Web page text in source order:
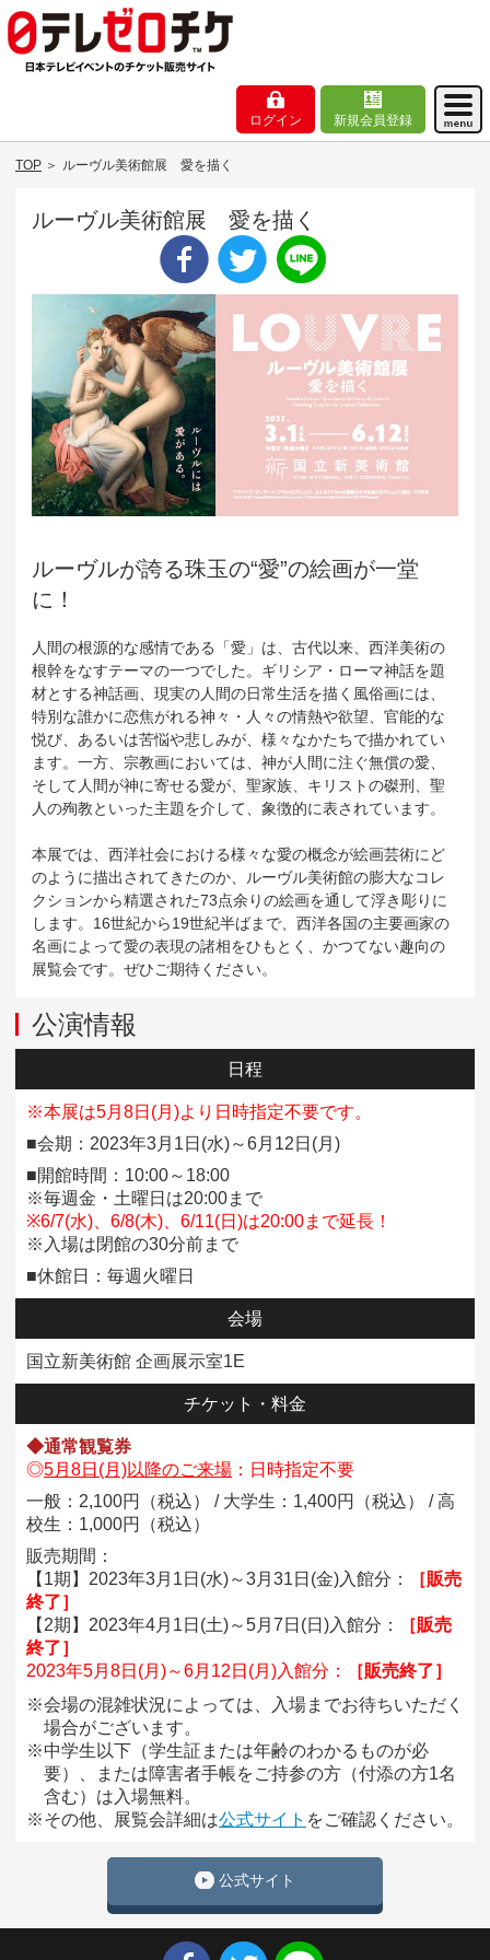
ログイン 新規会員登録
TOP ＞ ルーヴル美術館展 愛を描く
ルーヴル美術館展 愛を描く
ルーヴルが誇る珠玉の“愛”の絵画が一堂
に！
人間の根源的な感情である「愛」は、古代以来、西洋美術の
根幹をなすテーマの一つでした。ギリシア・ローマ神話を題
材とする神話画、現実の人間の日常生活を描く風俗画には、
特別な誰かに恋焦がれる神々・人々の情熱や欲望、官能的な
悦び、あるいは苦悩や悲しみが、様々なかたちで描かれてい
ます。一方、宗教画においては、神が人間に注ぐ無償の愛、
そして人間が神に寄せる愛が、聖家族、キリストの磔刑、聖
人の殉教といった主題を介して、象徴的に表されています。
本展では、西洋社会における様々な愛の概念が絵画芸術にど
のように描出されてきたのか、ルーヴル美術館の膨大なコレ
クションから精選された73点余りの絵画を通して浮き彫りに
します。16世紀から19世紀半ばまで、西洋各国の主要画家の
名画によって愛の表現の諸相をひもとく、かつてない趣向の
展覧会です。ぜひご期待ください。
公演情報
日程
※本展は5月8日(月)より日時指定不要です。
■会期：2023年3月1日(水)～6月12日(月)
■開館時間：10:00～18:00
※毎週金・土曜日は20:00まで
※6/7(水)、6/8(木)、6/11(日)は20:00まで延長！
※入場は閉館の30分前まで
■休館日：毎週火曜日
会場
国立新美術館 企画展示室1E
チケット・ 料金
◆通常観覧券
◎5月8日(月)以降のご来場 ：日時指定不要
一般：2,100円（税込） / 大学生：1,400円（税込） / 高
校生：1,000円（税込）
販売期間：
【1期】2023年3月1日(水)～3月31日(金)入館分：
［販売
終了］
【2期】2023年4月1日(土)～5月7日(日)入館分：
［販売
終了］
2023年5月8日(月)～6月12日(月)入館分：
［販売終了］
※会場の混雑状況によっては、入場までお待ちいただく
場合がございます。
※中学生以下（学生証または年齢のわかるものが必
要）、または障害者手帳をご持参の方（付添の方1名
含む）は入場無料。
※その他、展覧会詳細は公式サイト をご確認ください。
公式サイト